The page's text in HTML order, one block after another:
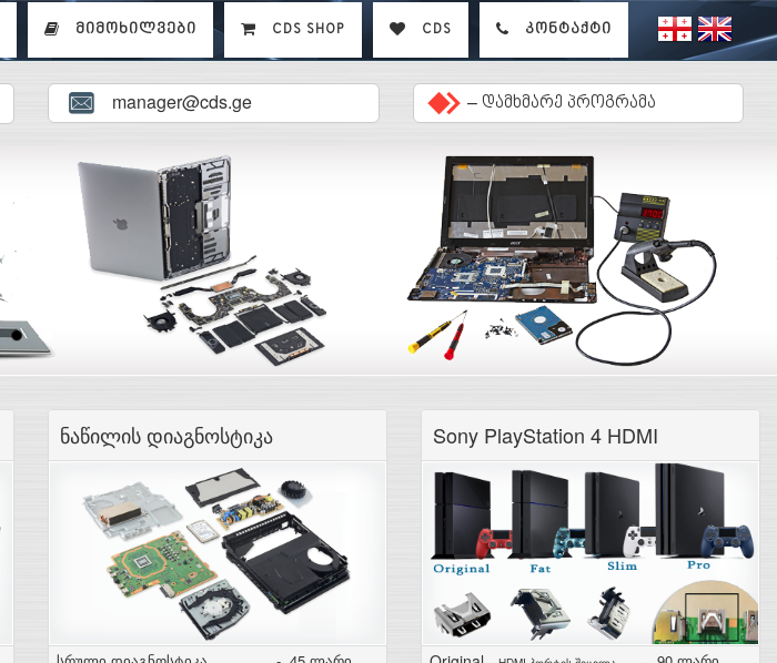
მიმოხილვები CDS SHOP CDS კონტაქტი
manager@cds.ge – დამხმარე პროგრამა
ნაწილის დიაგნოსტიკა Sony PlayStation 4 HDMI